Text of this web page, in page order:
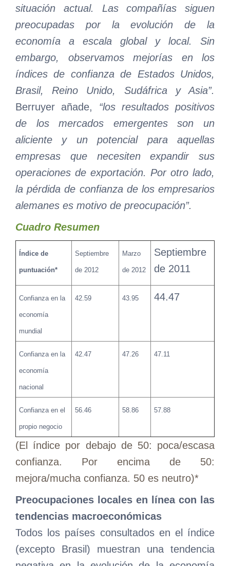
situación actual. Las compañías siguen
preocupadas por la evolución de la
economía a escala global y local. Sin
embargo, observamos mejorías en los
índices de confianza de Estados Unidos,
Brasil, Reino Unido, Sudáfrica y Asia”.
Berruyer añade, “los resultados positivos
de los mercados emergentes son un
aliciente y un potencial para aquellas
empresas que necesiten expandir sus
operaciones de exportación. Por otro lado,
la pérdida de confianza de los empresarios
alemanes es motivo de preocupación”.
Cuadro Resumen
Índice de
puntuación*
Septiembre
de 2012
Marzo
de 2012
Septiembre
de 2011
Confianza en la
economía
mundial
42.59 43.95 44.47
Confianza en la
economía
nacional
42.47 47.26 47.11
Confianza en el
propio negocio
56.46 58.86 57.88
(El índice por debajo de 50: poca/escasa
confianza. Por encima de 50:
mejora/mucha confianza. 50 es neutro)*
Preocupaciones locales en línea con las
tendencias macroeconómicas
Todos los países consultados en el índice
(excepto Brasil) muestran una tendencia